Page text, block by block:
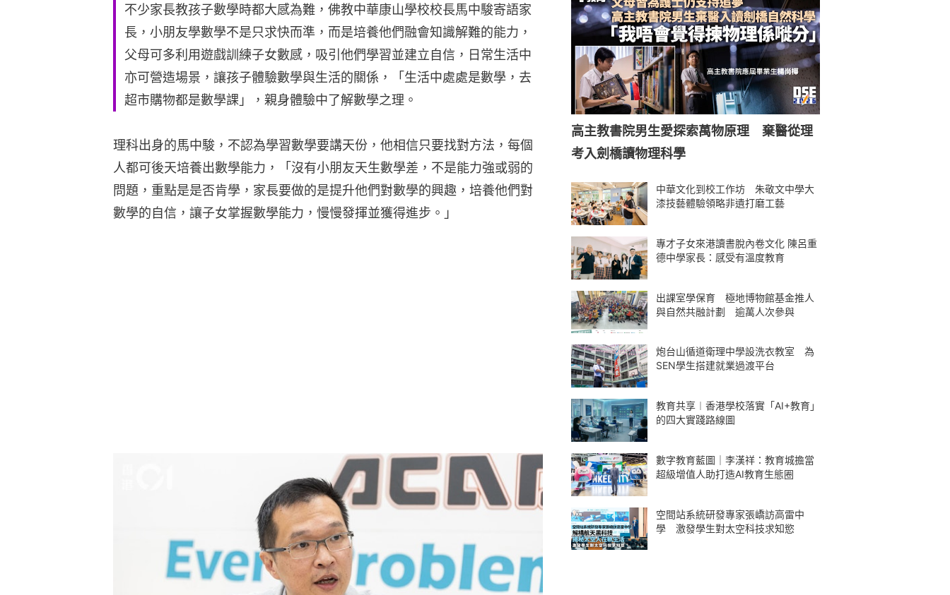
不少家長教孩子數學時都大感為難，佛教中華康山學校校長馬中駿寄語家
長，小朋友學數學不是只求快而準，而是培養他們融會知識解難的能力，
父母可多利用遊戲訓練子女數感，吸引他們學習並建立自信，日常生活中
亦可營造場景，讓孩子體驗數學與生活的關係，「生活中處處是數學，去
超市購物都是數學課」，親身體驗中了解數學之理。
理科出身的馬中駿，不認為學習數學要講天份，他相信只要找對方法，每個
人都可後天培養出數學能力，「沒有小朋友天生數學差，不是能力強或弱的
問題，重點是是否肯學，家長要做的是提升他們對數學的興趣，培養他們對
數學的自信，讓子女掌握數學能力，慢慢發揮並獲得進步。」
高主教書院男生愛探索萬物原理 棄醫從理
考入劍橋讀物理科學
中華文化到校工作坊 朱敬文中學大
漆技藝體驗領略非遺打磨工藝
專才子女來港讀書脫內卷文化 陳呂重
德中學家長：感受有溫度教育
出課室學保育 極地博物館基金推人
與自然共融計劃 逾萬人次參與
炮台山循道衛理中學設洗衣教室 為
SEN學生搭建就業過渡平台
教育共享︱香港學校落實「AI+教育」
的四大實踐路線圖
數字教育藍圖｜李漢祥：教育城擔當
超級增值人助打造AI教育生態圈
空間站系統研發專家張嶠訪高雷中
學 激發學生對太空科技求知慾